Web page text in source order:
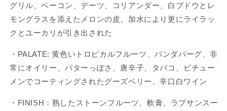
年
THOMPSON
BROTHER`S
AGED
13
の
数
年
THOMPSON
BROTHER`S
AGED
13
の
数
グリル、ベーコン、デーツ、コリアンダー、白ブドウとレ
モングラスを添えたメロンの皮、加水により更にライラッ
クとユーカリが引き出された
・PALATE: 黄色いトロピカルフルーツ、バンダバーグ、非
常にオイリー、バターっぽさ、唐辛子、タバコ、ビチュー
メンでコーティングされたグーズベリー、辛口白ワイン
・FINISH：熟したストーンフルーツ、軟膏、ラプサンスー